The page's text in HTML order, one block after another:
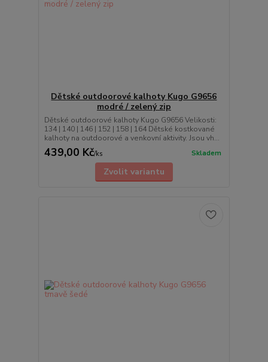
Dětské outdoorové kalhoty Kugo G9656
modré / zelený zip
Dětské outdoorové kalhoty Kugo G9656 Velikosti:
134 | 140 | 146 | 152 | 158 | 164 Dětské kostkované
kalhoty na outdoorové a venkovní aktivity. Jsou vh...
439,00 Kč/ks Skladem
Zvolit variantu